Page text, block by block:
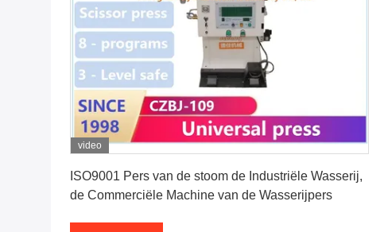
video
ISO9001 Pers van de stoom de Industriële Wasserij,
de Commerciële Machine van de Wasserijpers